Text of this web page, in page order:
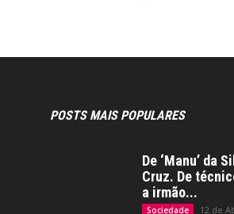
POSTS MAIS POPULARES
De ‘Manu’ da
Cruz. De
a irmão...
Sociedade 12 de